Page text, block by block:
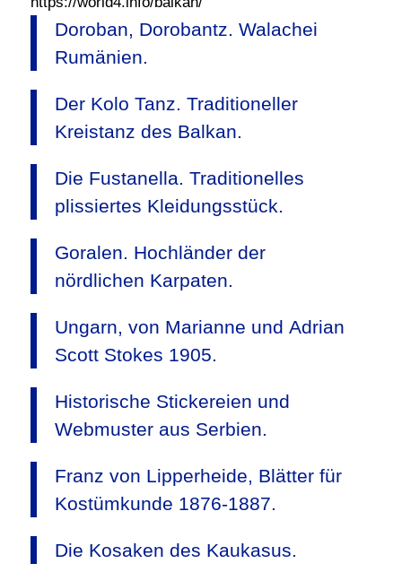
Doroban, Dorobantz. Walachei
Rumänien.
Der Kolo Tanz. Traditioneller
Kreistanz des Balkan.
Die Fustanella. Traditionelles
plissiertes Kleidungsstück.
Goralen. Hochländer der
nördlichen Karpaten.
Ungarn, von Marianne und Adrian
Scott Stokes 1905.
Historische Stickereien und
Webmuster aus Serbien.
Franz von Lipperheide, Blätter für
Kostümkunde 1876-1887.
Die Kosaken des Kaukasus.